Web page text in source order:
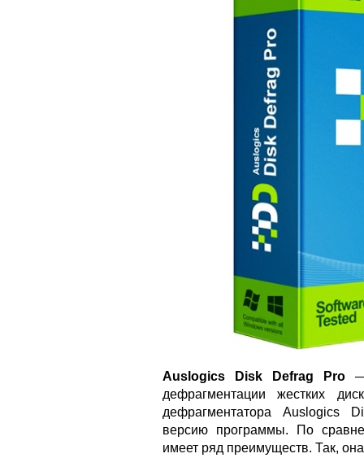
Auslogics Disk Defrag Pro —
дефрагментации жестких
дефрагментатора Auslogics
версию программы. По
имеет ряд преимуществ. Так,